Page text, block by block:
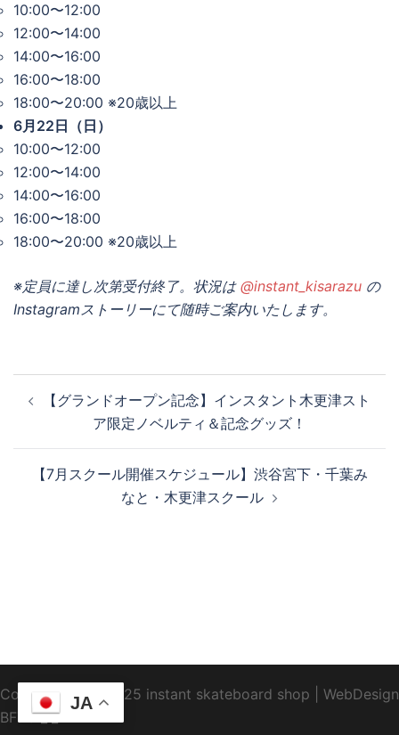
10:00〜12:00
12:00〜14:00
14:00〜16:00
16:00〜18:00
18:00〜20:00 ※20歳以上
6月22日（日）
10:00〜12:00
12:00〜14:00
14:00〜16:00
16:00〜18:00
18:00〜20:00 ※20歳以上
※定員に達し次第受付終了。状況は @instant_kisarazu の
Instagramストーリーにて随時ご案内いたします。
稿
【グランドオープン記念】インスタント木更津スト
ア限定ノベルティ＆記念グッズ！
【7月スクール開催スケジュール】渋谷宮下・千葉み
なと・木更津スクール
Copyright1995-2025 instant skateboard shop
WebDesign
BFTC_ _.
JA